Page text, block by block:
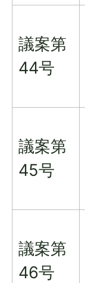
議案第
44号
議案第
45号
議案第
46号